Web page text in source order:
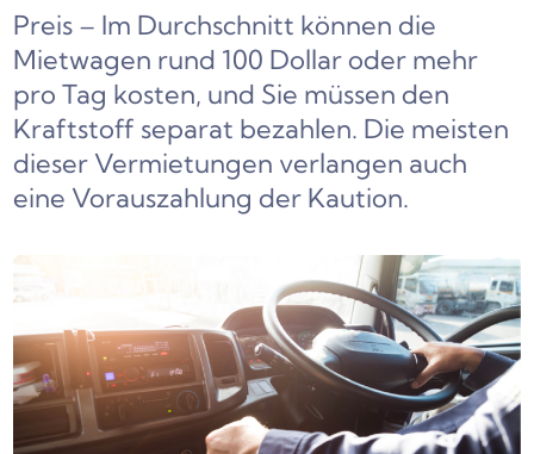
Preis – Im Durchschnitt können die
Mietwagen rund 100 Dollar oder mehr
pro Tag kosten, und Sie müssen den
Kraftstoff separat bezahlen. Die meisten
dieser Vermietungen verlangen auch
eine Vorauszahlung der Kaution.